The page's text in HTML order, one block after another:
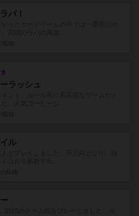
バ！
ラッシュ
ル